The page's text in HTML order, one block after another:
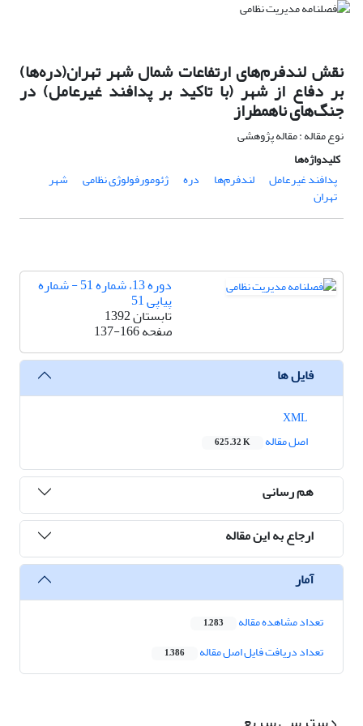
نقش لندفرم‌های ارتفاعات شمال شهر تهران(دره‌ها)
بر دفاع از شهر (با تاکید بر پدافند غیرعامل) در
جنگ‌های ناهمطراز
نوع مقاله : مقاله پژوهشی
کلیدواژه‌ها
پدافند غیرعامل
لندفرم‌ها دره ژئومورفولوژی نظامی شهر
تهران
دوره 13، شماره 51 - شماره
پیاپی 51
تابستان 1392
صفحه137-166
فایل ها
اصل مقاله
625.32 K
هم رسانی
ارجاع به این مقاله
آمار
تعداد مشاهده مقاله 1,283
تعداد دریافت فایل اصل مقاله 1,386